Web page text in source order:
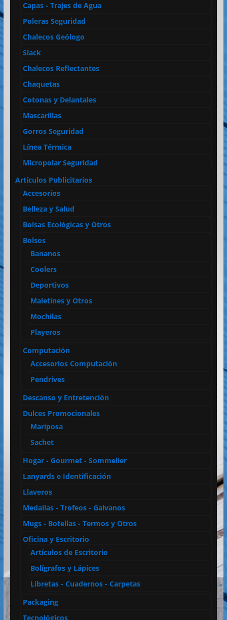
Capas - Trajes de Agua
Poleras Seguridad
Chalecos Geólogo
Slack
Chalecos Reflectantes
Chaquetas
Cotonas y Delantales
Mascarillas
Gorros Seguridad
Línea Térmica
Micropolar Seguridad
Artículos Publicitarios
Accesorios
Belleza y Salud
Bolsas Ecológicas y Otros
Bolsos
Bananos
Coolers
Deportivos
Maletines y Otros
Mochilas
Playeros
Computación
Accesorios Computación
Pendrives
Descanso y Entretención
Dulces Promocionales
Mariposa
Sachet
Hogar - Gourmet - Sommelier
Lanyards e Identificación
Llaveros
Medallas - Trofeos - Galvanos
Mugs - Botellas - Termos y Otros
Oficina y Escritorio
Artículos de Escritorio
Bolígrafos y Lápices
Libretas - Cuadernos - Carpetas
Packaging
Tecnológicos